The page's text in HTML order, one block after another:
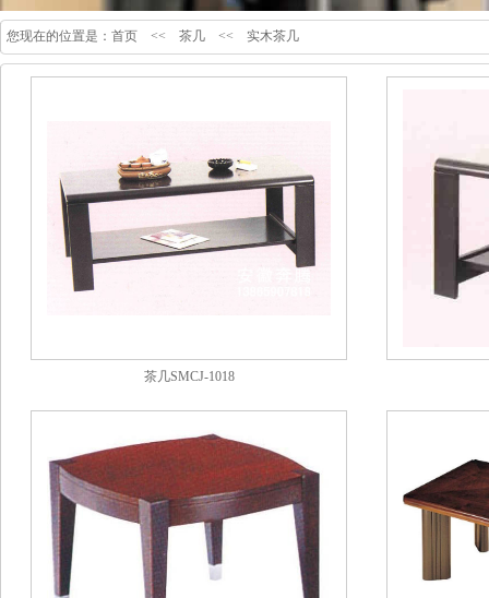
您现在的位置是： 首页 << 茶几 << 实木茶几
茶几SMCJ-1018